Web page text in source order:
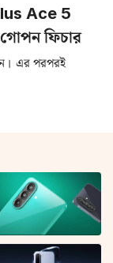
Ace 5
ফিচার
এর পরপরই